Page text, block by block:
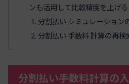
ンも活用して比較精度を上げる
分割払い シミュレーション
分割払い 手数料 計算の再
分割払い手数料計算の